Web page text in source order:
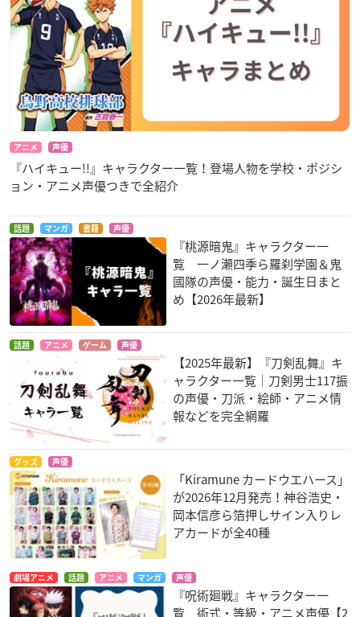
アニメ 声優
『ハイキュー!!』キャラクター一覧！登場人物を学校・ポジシ
ョン・アニメ声優つきで全紹介
話題 マンガ 書籍 声優
『桃源暗鬼』キャラクター一
覧 一ノ瀬四季ら羅刹学園＆鬼
國隊の声優・能力・誕生日まと
め【2026年最新】
話題 アニメ ゲーム 声優
【2025年最新】『刀剣乱舞』キ
ャラクター一覧｜刀剣男士117振
の声優・刀派・絵師・アニメ情
報などを完全網羅
グッズ 声優
「Kiramune カードウエハース」
が2026年12月発売！神谷浩史・
岡本信彦ら箔押しサイン入りレ
アカードが全40種
劇場アニメ 話題 アニメ マンガ 声優
『呪術廻戦』キャラクター一
覧 術式・等級・アニメ声優【2